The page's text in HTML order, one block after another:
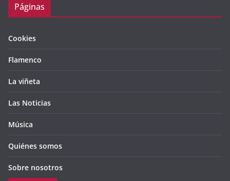
Páginas
Cookies
Flamenco
La viñeta
Las Noticias
Música
Quiénes somos
Sobre nosotros